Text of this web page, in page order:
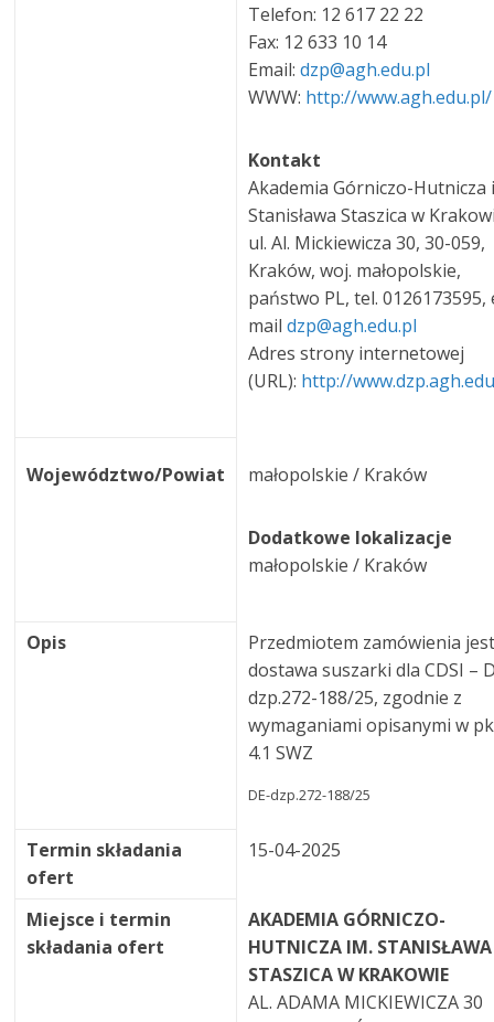
Telefon: 12 617 22 22
Fax: 12 633 10 14
Email:dzp@agh.edu.pl
WWW: http://www.agh.edu.pl/
Kontakt
Akademia Górniczo-Hutnicza
Stanisława Staszica w
ul. Al. Mickiewicza 30, 30-059,
Kraków, woj. małopolskie,
państwo PL, tel. 0126173595,
maildzp@agh.edu.pl
Adres strony internetowej
(URL): http://
Województwo/Powiat małopolskie / Kraków
Dodatkowe lokalizacje
małopolskie / Kraków
Opis
Przedmiotem zamówienia
dostawa suszarki dla CDSI –
dzp.272-188/25, zgodnie z
wymaganiami opisanymi w
4.1 SWZ
DE-dzp.272-188/25
Termin składania
ofert
15-04-2025
Miejsce i termin
składania ofert
AKADEMIA GÓRNICZO-
HUTNICZA IM. STANISŁAWA
STASZICA W KRAKOWIE
AL. ADAMA MICKIEWICZA 30